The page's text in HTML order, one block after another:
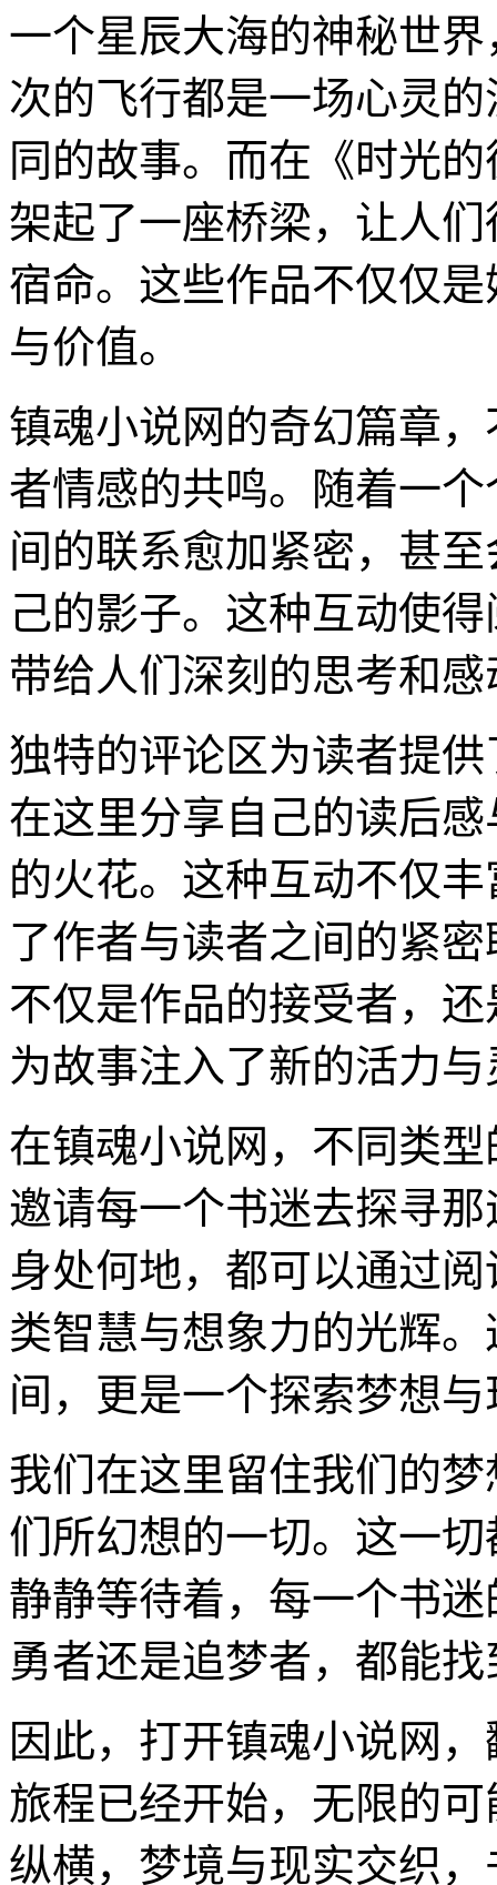
一个星辰大海的神秘世
次的飞行都是一场心灵
同的故事。而在《时光
架起了一座桥梁，让人
宿命。这些作品不仅仅
与价值。
镇魂小说网的奇幻篇章
者情感的共鸣。随着一
间的联系愈加紧密，甚
己的影子。这种互动使
带给人们深刻的思考和感
独特的评论区为读者提
在这里分享自己的读后
的火花。这种互动不仅
了作者与读者之间的紧
不仅是作品的接受者，
为故事注入了新的活力
在镇魂小说网，不同类
邀请每一个书迷去探寻
身处何地，都可以通过
类智慧与想象力的光辉
间，更是一个探索梦想
我们在这里留住我们的
们所幻想的一切。这一
静静等待着，每一个书
勇者还是追梦者，都能
因此，打开镇魂小说网
旅程已经开始，无限的
纵横，梦境与现实交织